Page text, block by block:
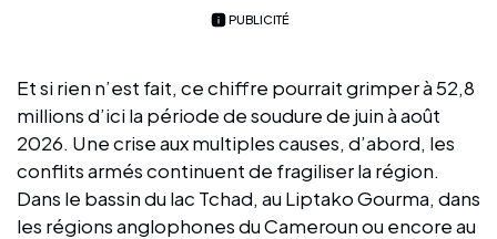
PUBLICITÉ
Et si rien n’est fait, ce chiffre pourrait grimper à 52,8
millions d’ici la période de soudure de juin à août
2026. Une crise aux multiples causes, d’abord, les
conflits armés continuent de fragiliser la région.
Dans le bassin du lac Tchad, au Liptako Gourma, dans
les régions anglophones du Cameroun ou encore au